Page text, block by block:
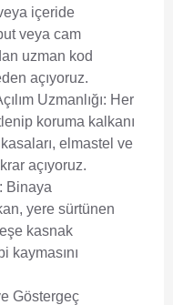
içeride
veya cam
uzman kod
açıyoruz.
Uzmanlığı: Her
koruma kalkanı
elmastel ve
açıyoruz.
Binaya
yere sürtünen
kasnak
kaymasını
Göstergeç